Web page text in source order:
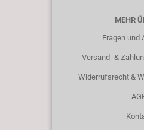
MEHR
Fragen und
Versand- &
Widerrufsrecht &